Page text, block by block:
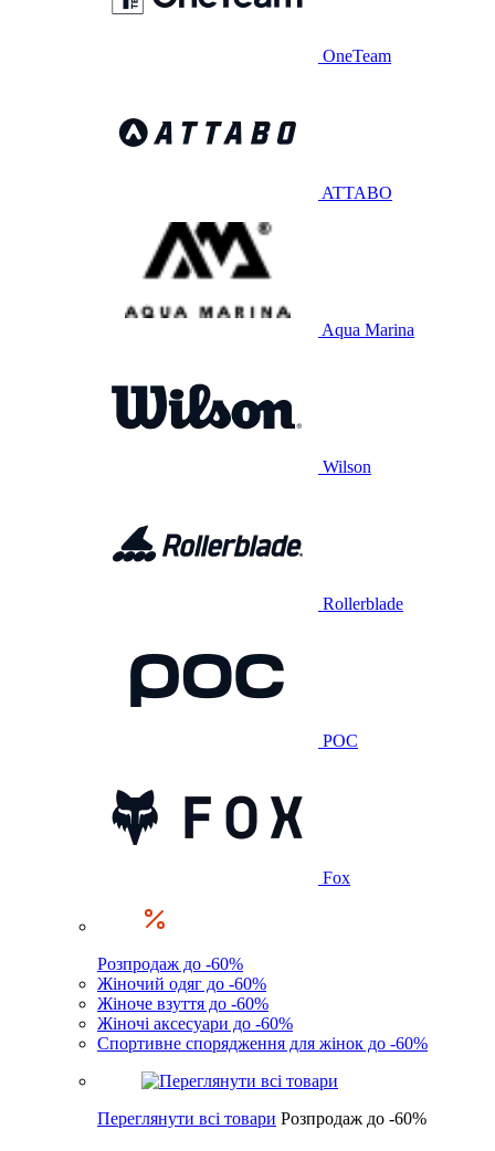
OneTeam
ATTABO
Aqua Marina
Wilson
Rollerblade
POC
Fox
Розпродаж до -60%
Жіночий одяг до -60%
Жіноче взуття до -60%
Жіночі аксесуари до -60%
Спортивне спорядження для жінок до -60%
Переглянути всі товари Розпродаж до -60%